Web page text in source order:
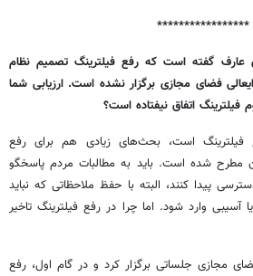
*****************
عارف گفته است که رفع فیلترینگ تصمیم نظام
فضای مجازی برگزار نشده است. ارزیابی شما
اتفاق نیفتاده است؟
فیلترینگ است، بحث‌های زیادی هم برای رفع
مطرح شده است. باید به مطالبات مردم پاسخگو
پیدا کنند، البته با حفظ ملاحظاتی که نباید
آسیبی وارد شود. اما چرا در رفع فیلترینگ تاخیر
مجازی جلساتی برگزار کرد و در گام اول، رفع